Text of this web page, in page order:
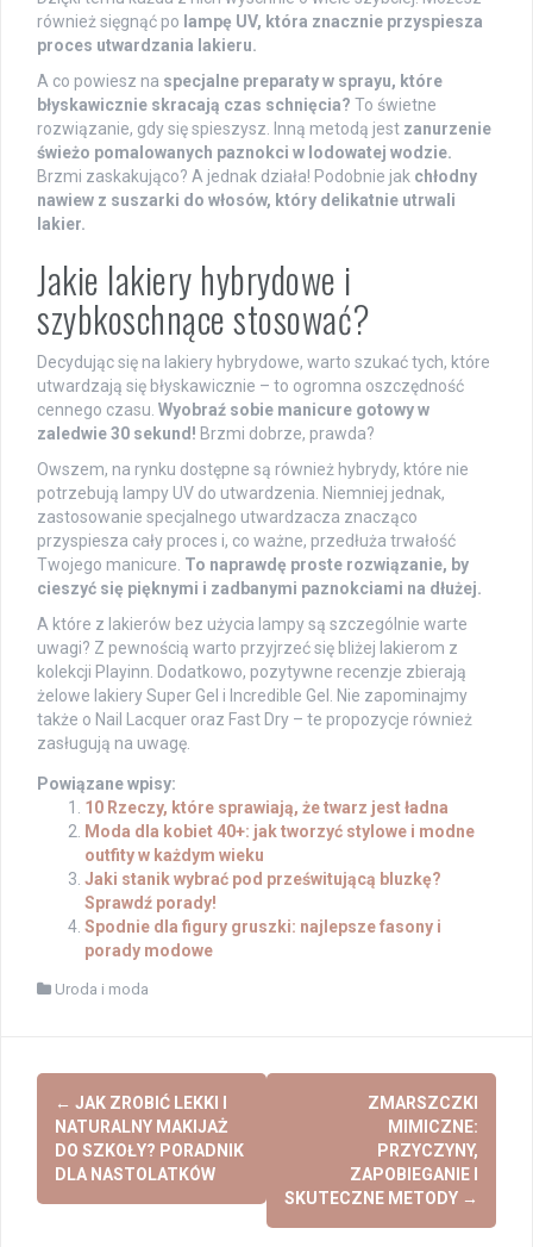
również sięgnąć po lampę UV, która znacznie przyspiesza
proces utwardzania lakieru.
A co powiesz na specjalne preparaty w sprayu, które
błyskawicznie skracają czas schnięcia? To świetne
rozwiązanie, gdy się spieszysz. Inną metodą jest zanurzenie
świeżo pomalowanych paznokci w lodowatej wodzie.
Brzmi zaskakująco? A jednak działa! Podobnie jak chłodny
nawiew z suszarki do włosów, który delikatnie utrwali
lakier.
Jakie lakiery hybrydowe i
szybkoschnące stosować?
Decydując się na lakiery hybrydowe, warto szukać tych, które
utwardzają się błyskawicznie – to ogromna oszczędność
cennego czasu. Wyobraź sobie manicure gotowy w
zaledwie 30 sekund! Brzmi dobrze, prawda?
Owszem, na rynku dostępne są również hybrydy, które nie
potrzebują lampy UV do utwardzenia. Niemniej jednak,
zastosowanie specjalnego utwardzacza znacząco
przyspiesza cały proces i, co ważne, przedłuża trwałość
Twojego manicure. To naprawdę proste rozwiązanie, by
cieszyć się pięknymi i zadbanymi paznokciami na dłużej.
A które z lakierów bez użycia lampy są szczególnie warte
uwagi? Z pewnością warto przyjrzeć się bliżej lakierom z
kolekcji Playinn. Dodatkowo, pozytywne recenzje zbierają
żelowe lakiery Super Gel i Incredible Gel. Nie zapominajmy
także o Nail Lacquer oraz Fast Dry – te propozycje również
zasługują na uwagę.
Powiązane wpisy:
10 Rzeczy, które sprawiają, że twarz jest ładna
Moda dla kobiet 40+: jak tworzyć stylowe i modne
outfity w każdym wieku
Jaki stanik wybrać pod prześwitującą bluzkę?
Sprawdź porady!
Spodnie dla figury gruszki: najlepsze fasony i
porady modowe
Uroda i moda
Post
navigation
← JAK ZROBIĆ LEKKI I
NATURALNY MAKIJAŻ
DO SZKOŁY? PORADNIK
DLA NASTOLATKÓW
ZMARSZCZKI
MIMICZNE:
PRZYCZYNY,
ZAPOBIEGANIE I
SKUTECZNE METODY →